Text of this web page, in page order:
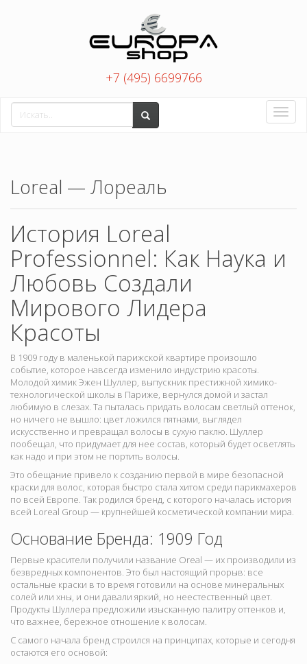
+7 (495) 6699766
Toggle
Loreal — Лореаль
История Loreal
Professionnel: Как Наука и
Любовь Создали
Мирового Лидера
Красоты
В 1909 году в маленькой парижской квартире произошло
событие, которое навсегда изменило индустрию красоты.
Молодой химик Эжен Шуллер, выпускник престижной химико-
технологической школы в Париже, вернулся домой и застал
любимую в слезах. Та пыталась придать волосам светлый оттенок,
но ничего не вышло: цвет ложился пятнами, выглядел
искусственно и превращал волосы в сухую паклю. Шуллер
пообещал, что придумает для нее состав, который будет осветлять
как надо и при этом не портить волосы.
Это обещание привело к созданию первой в мире безопасной
краски для волос, которая быстро стала хитом среди парикмахеров
по всей Европе. Так родился бренд, с которого началась история
всей Loreal Group — крупнейшей косметической компании мира.
Основание Бренда: 1909 Год
Первые красители получили название Oreal — их производили из
безвредных компонентов. Это был настоящий прорыв: все
остальные краски в то время готовили на основе минеральных
солей или хны, и они давали яркий, но неестественный цвет.
Продукты Шуллера предложили изысканную палитру оттенков и,
что важнее, бережное отношение к волосам.
С самого начала бренд строился на принципах, которые и сегодня
остаются его основой: